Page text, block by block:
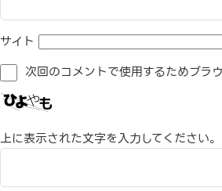
サイト
次回のコメントで使用するためブラ
上に表示された文字を入力してください。